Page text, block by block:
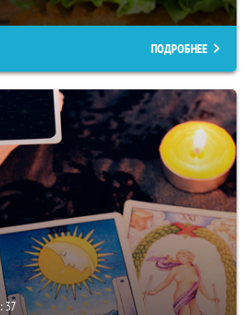
ПОДРОБНЕЕ
37